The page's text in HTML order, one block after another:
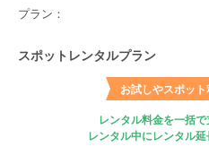
プラン：
スポットレンタルプラン
お試しやスポッ
レンタル料金を一括で
レンタル中にレンタル延